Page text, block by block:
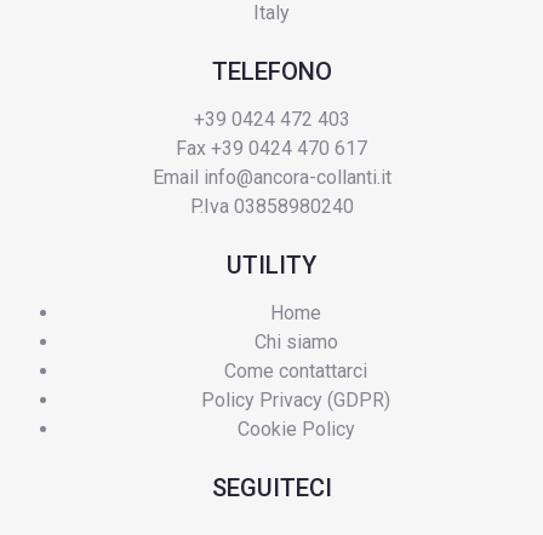
Italy
TELEFONO
+39 0424 472 403
Fax +39 0424 470 617
Email info@ancora-collanti.it
P.Iva 03858980240
UTILITY
Home
Chi siamo
Come contattarci
Policy Privacy (GDPR)
Cookie Policy
SEGUITECI